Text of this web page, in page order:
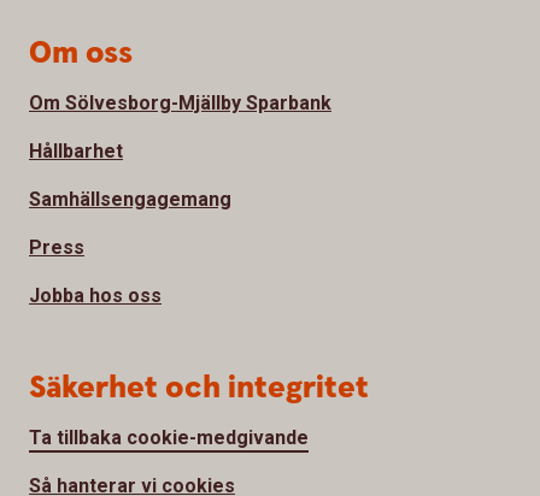
Om oss
Om Sölvesborg-Mjällby Sparbank
Hållbarhet
Samhällsengagemang
Press
Jobba hos oss
Säkerhet och integritet
Ta tillbaka cookie-medgivande
Så hanterar vi cookies